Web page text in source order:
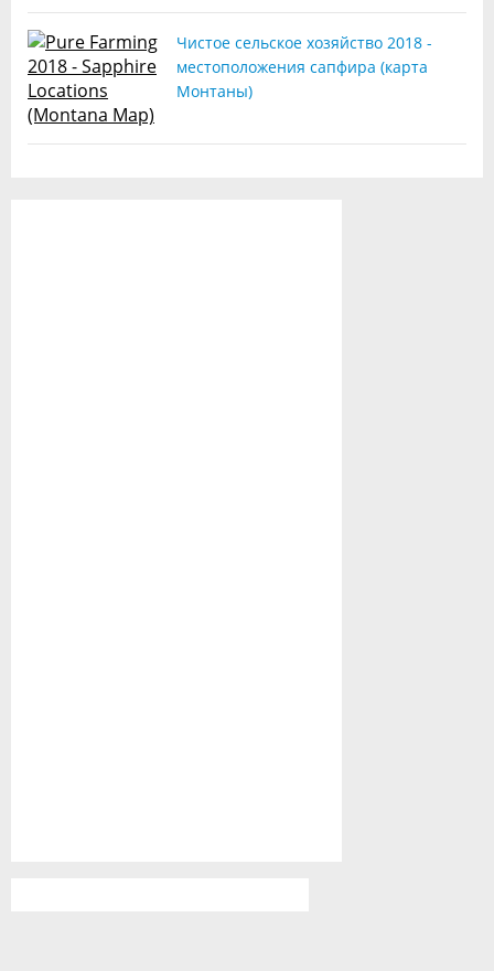
Чистое сельское хозяйство 2018 -
местоположения сапфира (карта
Монтаны)